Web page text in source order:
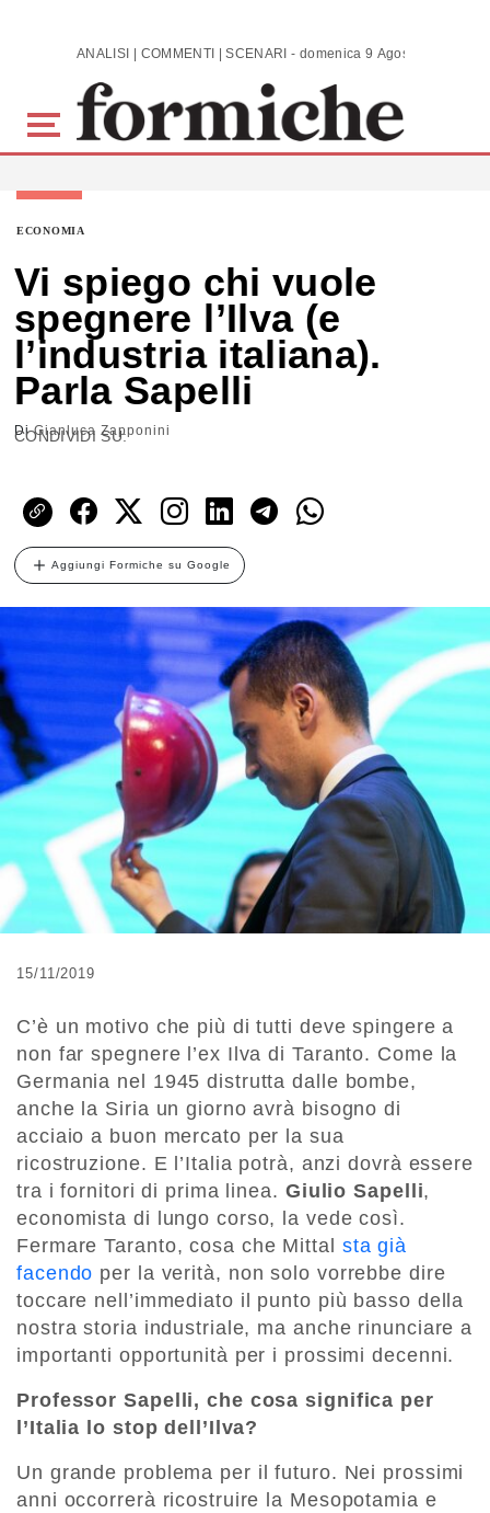
Skip to main content ANALISI | COMMENTI | SCENARI - domenica 9 Agosto 2026
ECONOMIA
Vi spiego chi vuole
spegnere l’Ilva (e
l’industria italiana).
Parla Sapelli
DiGianluca Zapponini
CONDIVIDI SU:
Aggiungi Formiche su Google
15/11/2019
C’è un motivo che più di tutti deve spingere a
non far spegnere l’ex Ilva di Taranto. Come la
Germania nel 1945 distrutta dalle bombe,
anche la Siria un giorno avrà bisogno di
acciaio a buon mercato per la sua
ricostruzione. E l’Italia potrà, anzi dovrà essere
tra i fornitori di prima linea. Giulio Sapelli,
economista di lungo corso, la vede così.
Fermare Taranto, cosa che Mittal sta già
facendo per la verità, non solo vorrebbe dire
toccare nell’immediato il punto più basso della
nostra storia industriale, ma anche rinunciare a
importanti opportunità per i prossimi decenni.
Professor Sapelli, che cosa significa per
l’Italia lo stop dell’Ilva?
Un grande problema per il futuro. Nei prossimi
anni occorrerà ricostruire la Mesopotamia e